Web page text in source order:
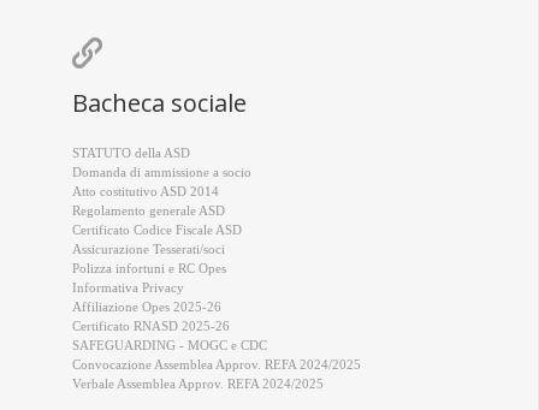

Bacheca sociale
STATUTO della ASD
Domanda di ammissione a socio
Atto costitutivo ASD 2014
Regolamento generale ASD
Certificato Codice Fiscale ASD
Assicurazione Tesserati/soci
Polizza infortuni e RC Opes
Informativa Privacy
Affiliazione Opes 2025-26
Certificato RNASD 2025-26
SAFEGUARDING - MOGC e CDC
Convocazione Assemblea Approv. REFA 2024/2025
Verbale Assemblea Approv. REFA 2024/2025